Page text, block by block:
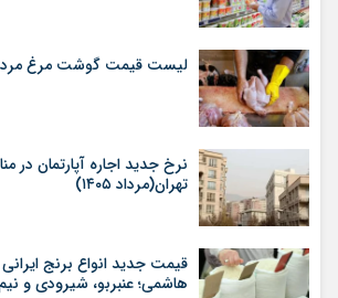
لیست قیمت گوشت مرغ مرداد
نرخ جدید اجاره آپارتمان در
تهران(مرداد ۱۴۰۵)
هاشمی؛ عنبربو، شیرودی و